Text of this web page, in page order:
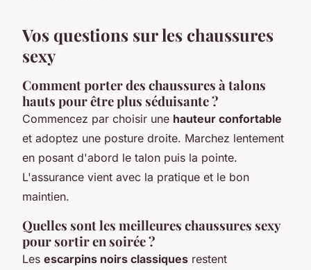
Vos questions sur les chaussures
sexy
Comment porter des chaussures à talons
hauts pour être plus séduisante ?
Commencez par choisir une hauteur confortable
et adoptez une posture droite. Marchez lentement
en posant d'abord le talon puis la pointe.
L'assurance vient avec la pratique et le bon
maintien.
Quelles sont les meilleures chaussures sexy
pour sortir en soirée ?
Les escarpins noirs classiques restent